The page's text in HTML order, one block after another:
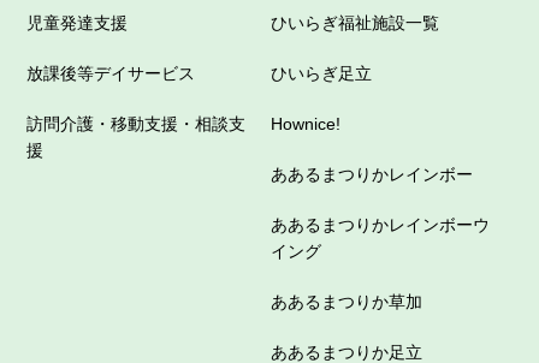
児童発達支援
放課後等デイサービス
訪問介護・移動支援・相談支
援
ひいらぎ福祉施設一覧
ひいらぎ足立
Hownice!
ああるまつりかレインボー
ああるまつりかレインボーウ
イング
ああるまつりか草加
ああるまつりか足立